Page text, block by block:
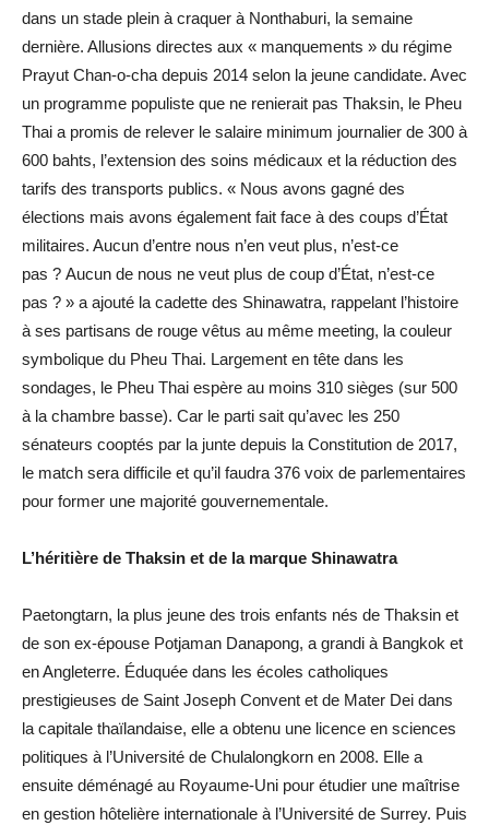
dans un stade plein à craquer à Nonthaburi, la semaine
dernière. Allusions directes aux « manquements » du régime
Prayut Chan-o-cha depuis 2014 selon la jeune candidate. Avec
un programme populiste que ne renierait pas Thaksin, le Pheu
Thai a promis de relever le salaire minimum journalier de 300 à
600 bahts, l’extension des soins médicaux et la réduction des
tarifs des transports publics. « Nous avons gagné des
élections mais avons également fait face à des coups d’État
militaires. Aucun d’entre nous n’en veut plus, n’est-ce
pas ? Aucun de nous ne veut plus de coup d’État, n’est-ce
pas ? » a ajouté la cadette des Shinawatra, rappelant l’histoire
à ses partisans de rouge vêtus au même meeting, la couleur
symbolique du Pheu Thai. Largement en tête dans les
sondages, le Pheu Thai espère au moins 310 sièges (sur 500
à la chambre basse). Car le parti sait qu’avec les 250
sénateurs cooptés par la junte depuis la Constitution de 2017,
le match sera difficile et qu’il faudra 376 voix de parlementaires
pour former une majorité gouvernementale.
L’héritière de Thaksin et de la marque Shinawatra
Paetongtarn, la plus jeune des trois enfants nés de Thaksin et
de son ex-épouse Potjaman Danapong, a grandi à Bangkok et
en Angleterre. Éduquée dans les écoles catholiques
prestigieuses de Saint Joseph Convent et de Mater Dei dans
la capitale thaïlandaise, elle a obtenu une licence en sciences
politiques à l’Université de Chulalongkorn en 2008. Elle a
ensuite déménagé au Royaume-Uni pour étudier une maîtrise
en gestion hôtelière internationale à l’Université de Surrey. Puis